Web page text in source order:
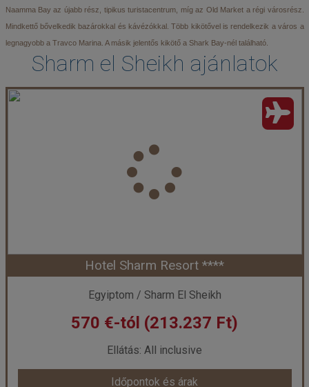
Naamma Bay az újabb rész, tipikus turistacentrum, míg az Old Market a régi városrész.
Mindkettő bővelkedik bazárokkal és kávézókkal. Több kikötővel is rendelkezik a város a
legnagyobb a Travco Marina. A másik jelentős kikötő a Shark Bay-nél található.
Sharm el Sheikh ajánlatok
Hotel Sharm Resort ****
Egyiptom / Sharm El Sheikh
570 €-tól (213.237 Ft)
Ellátás: All inclusive
Időpontok és árak